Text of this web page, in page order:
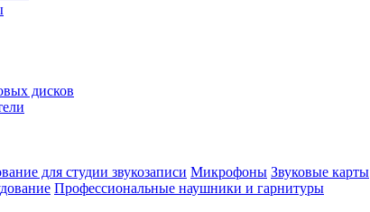
дисков
для студии звукозаписи Микрофоны Звуковые карты
Профессиональные наушники и гарнитуры